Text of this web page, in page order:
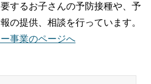
するお子さんの予防接種や、予
の提供、相談を行っています。
事業のページへ